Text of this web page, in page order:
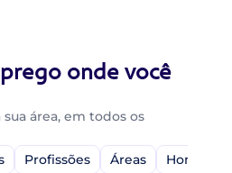
onde você
área, em todos os
Profissões Áreas Home-